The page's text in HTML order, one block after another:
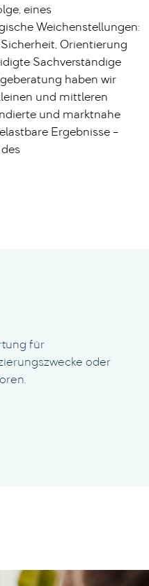
eines
Weichenstellungen:
Orientierung
Sachverständige
haben wir
und mittleren
und marktnahe
Ergebnisse –
für
oder